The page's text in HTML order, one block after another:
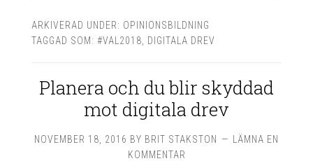
ARKIVERAD UNDER: OPINIONSBILDNING
TAGGAD SOM: #VAL2018 DIGITALA DREV
Planera och du blir skyddad
mot digitala drev
NOVEMBER 18, 2016 BY BRIT STAKSTON
LÄMNA EN
KOMMENTAR